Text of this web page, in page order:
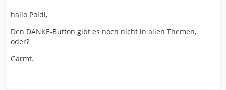
hallo Poldi,
Den DANKE-Button gibt es noch nicht in allen Themen,
oder?
Garmt.